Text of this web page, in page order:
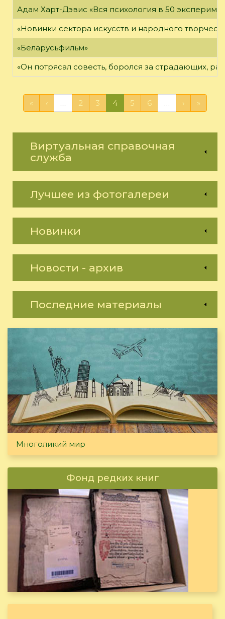
Адам Харт-Дэвис «Вся психология в 50
«Новинки сектора искусств и народного
«Беларусьфильм»
«Он потрясал совесть, боролся за страдающих,
« ‹ … 2 3 4 5 6 … › »
Виртуальная справочная
служба
Лучшее из фотогалереи
Новинки
Новости - архив
Последние материалы
Многоликий мир
Фонд редких книг